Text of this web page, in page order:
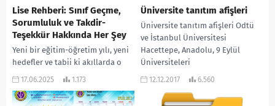
Lise Rehberi: Sınıf Geçme,
Sorumluluk ve Takdir-
Teşekkür Hakkında Her Şey
Yeni bir eğitim-öğretim yılı, yeni
hedefler ve tabii ki akıllarda o
klasik soru: “Bu sene sınıfı nasıl
17.06.2025 1.173
Üniversite tanıtım afişleri
Üniversite tanıtım afişleri Odtü
ve İstanbul Üniversitesi
Hacettepe, Anadolu, 9 Eylül
Üniversiteleri
12.12.2017 6.560